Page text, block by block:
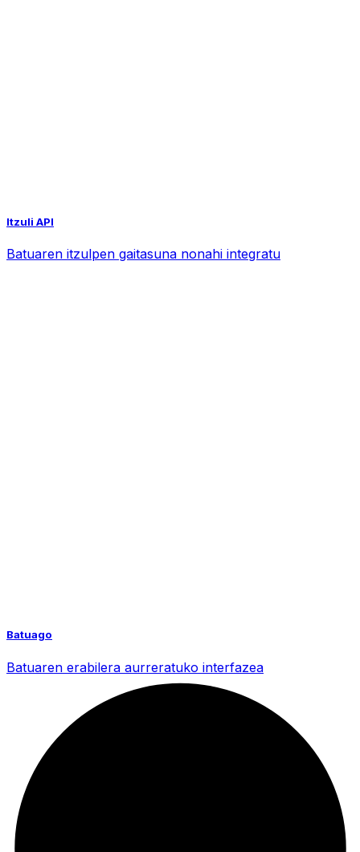
Itzuli API
Batuaren itzulpen gaitasuna nonahi integratu
Batuago
Batuaren erabilera aurreratuko interfazea